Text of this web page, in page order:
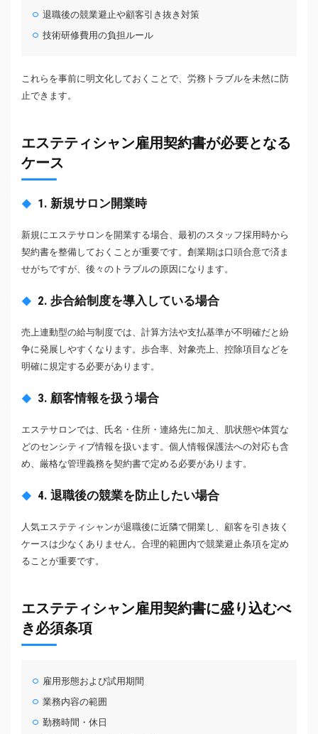
退職後の競業避止や顧客引き抜き対策
技術研修費用の負担ルール
これらを事前に明文化しておくことで、労務トラブルを未然に防
止できます。
エステティシャン雇用契約書が必要となる
ケース
1. 新規サロン開業時
新規にエステサロンを開業する場合、最初のスタッフ採用時から
契約書を整備しておくことが重要です。創業期は口頭合意で済ま
せがちですが、後々のトラブルの原因になります。
2. 歩合給制度を導入している場合
売上連動型の給与制度では、計算方法や支払基準が不明確だと紛
争に発展しやすくなります。歩合率、対象売上、控除項目などを
明確に規定する必要があります。
3. 顧客情報を扱う場合
エステサロンでは、氏名・住所・連絡先に加え、肌状態や体質な
どのセンシティブ情報を扱います。個人情報保護法への対応も含
め、厳格な管理義務を契約書で定める必要があります。
4. 退職後の競業を防止したい場合
人気エステティシャンが退職後に近隣で開業し、顧客を引き抜く
ケースは少なくありません。合理的範囲内で競業避止条項を定め
ることが重要です。
エステティシャン雇用契約書に盛り込むべ
き必須条項
雇用形態および試用期間
業務内容の範囲
勤務時間・休日